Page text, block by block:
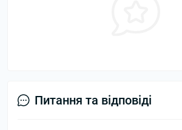
Питання та відповіді